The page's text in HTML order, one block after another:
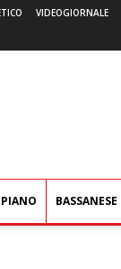
VIDEOGIORNALE
BASSANESE